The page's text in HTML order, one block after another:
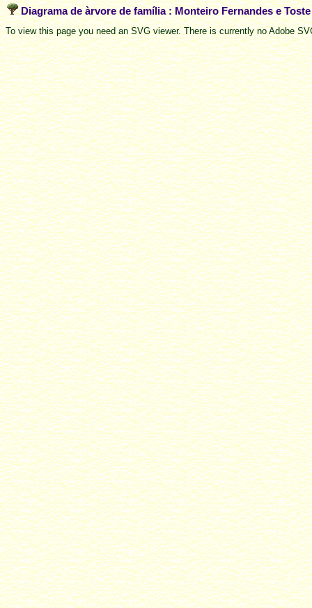
Diagrama de àrvore de família : Monteiro Fernandes e
To view this page you need an SVG viewer. There is currently no Adobe